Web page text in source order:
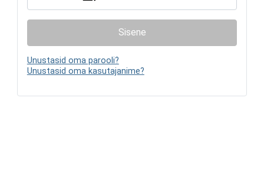
Sisene
Unustasid oma parooli?
Unustasid oma kasutajanime?